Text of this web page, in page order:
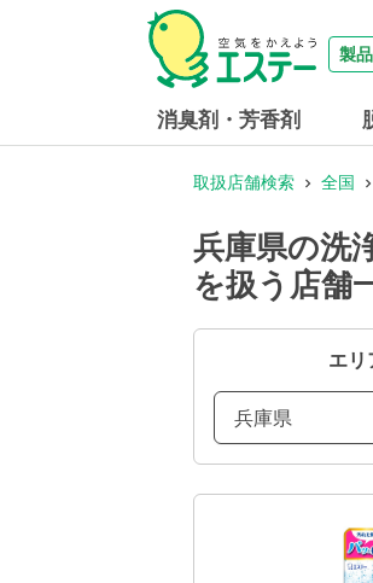
製
消臭剤・芳香剤
取扱店舗検索 全国
兵庫県の洗
を扱う店舗
エリ
兵庫県